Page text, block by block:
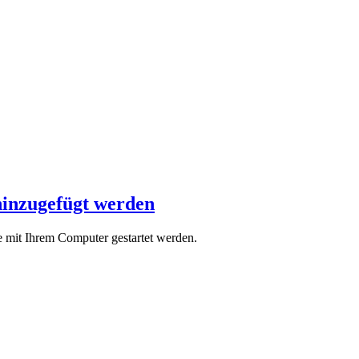
werden
Ihrem Computer gestartet werden.